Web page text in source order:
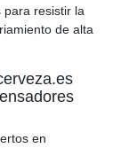
para resistir la
de alta
en